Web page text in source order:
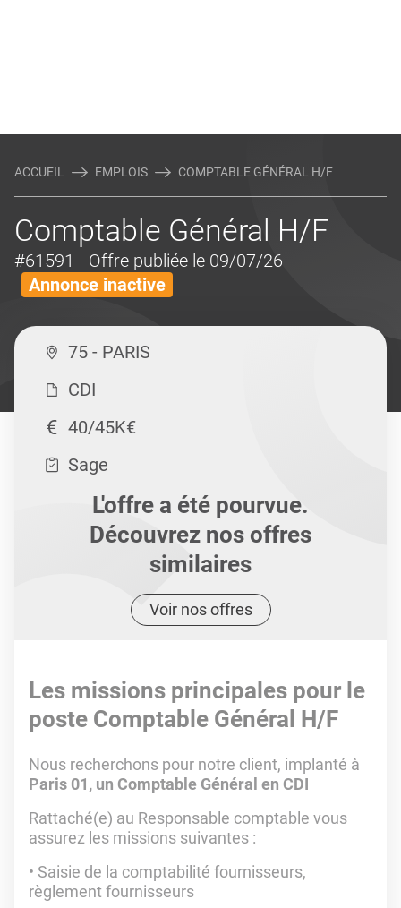
ACCUEIL EMPLOIS COMPTABLE GÉNÉRAL H/F
Comptable Général H/F
#61591 - Offre publiée le 09/07/26
Annonce inactive
75 - PARIS
CDI
40/45K€
Sage
L'offre a été pourvue.
Découvrez nos offres
similaires
Voir nos offres
Les missions principales pour le
poste Comptable Général H/F
Nous recherchons pour notre client, implanté à
Paris 01, un Comptable Général en CDI
Rattaché(e) au Responsable comptable vous
assurez les missions suivantes :
Saisie de la comptabilité fournisseurs,
règlement fournisseurs